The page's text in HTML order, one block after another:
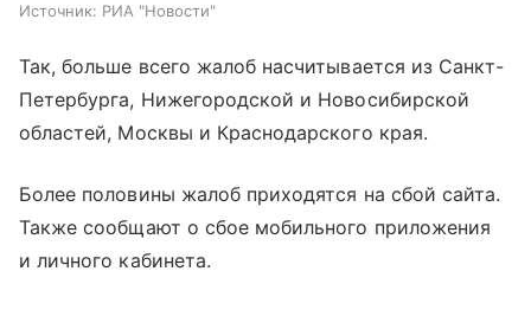
Источник: РИА "Новости"
Так, больше всего жалоб насчитывается из Санкт-
Петербурга, Нижегородской и Новосибирской
областей, Москвы и Краснодарского края.
Более половины жалоб приходятся на сбой сайта.
Также сообщают о сбое мобильного приложения
и личного кабинета.